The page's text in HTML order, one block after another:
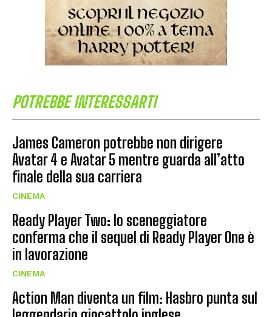
POTREBBE INTERESSARTI
James Cameron potrebbe non dirigere
Avatar 4 e Avatar 5 mentre guarda all’atto
finale della sua carriera
CINEMA
Ready Player Two: lo sceneggiatore
conferma che il sequel di Ready Player One è
in lavorazione
CINEMA
Action Man diventa un film: Hasbro punta sul